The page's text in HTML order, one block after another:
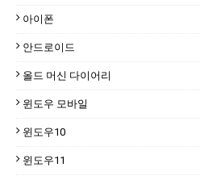
아이폰
안드로이드
올드 머신 다이어리
윈도우 모바일
윈도우10
윈도우11